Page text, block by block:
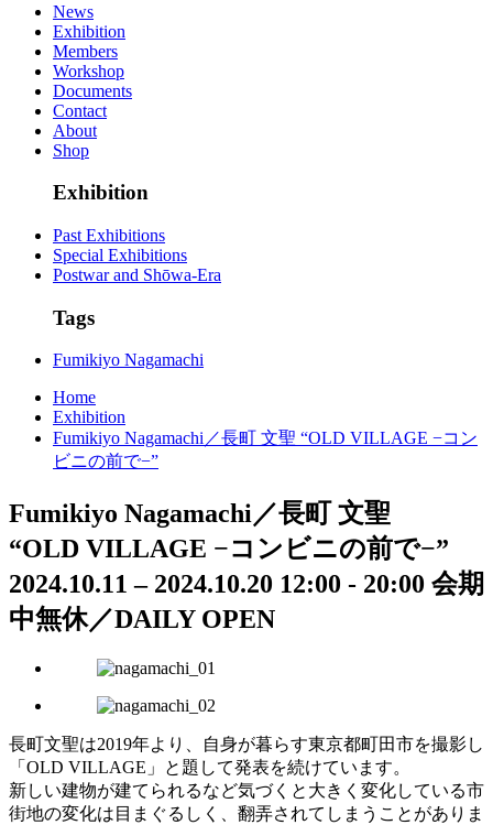
News
Exhibition
Members
Workshop
Documents
Contact
About
Shop
Exhibition
Past Exhibitions
Special Exhibitions
Postwar and Shōwa-Era
Tags
Fumikiyo Nagamachi
Home
Exhibition
Fumikiyo Nagamachi／長町 文聖 “OLD VILLAGE −コン
ビニの前で−”
Fumikiyo Nagamachi／長町 文聖
“OLD VILLAGE −コンビニの前で−”
2024.10.11 – 2024.10.20 12:00 - 20:00 会期
中無休／DAILY OPEN
長町文聖は2019年より、自身が暮らす東京都町田市を撮影し
「OLD VILLAGE」と題して発表を続けています。
新しい建物が建てられるなど気づくと大きく変化している市
街地の変化は目まぐるしく、翻弄されてしまうことがありま